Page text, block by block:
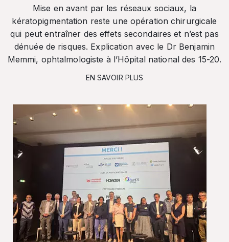
Mise en avant par les réseaux sociaux, la
kératopigmentation reste une opération chirurgicale
qui peut entraîner des effets secondaires et n’est pas
dénuée de risques. Explication avec le Dr Benjamin
Memmi, ophtalmologiste à l’Hôpital national des 15-20.
EN SAVOIR PLUS